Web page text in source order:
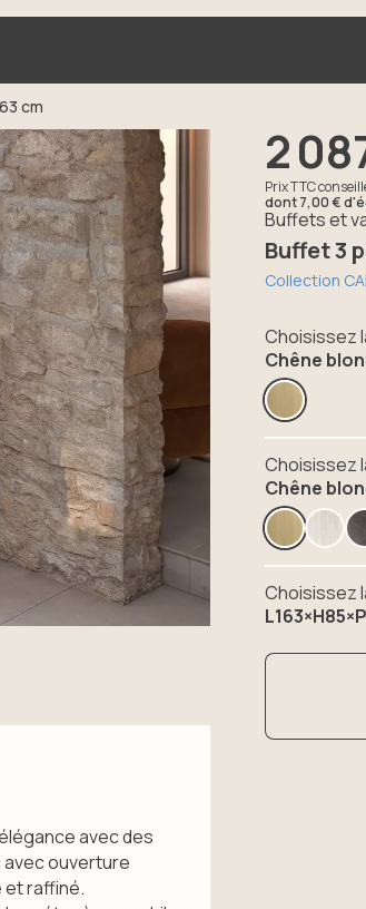
cm
Buffets et
Buffet 3
Collection
2
Prix TTC
dont7,00 €
Choisissez
Chêne
Choisissez
Chêne
Choisissez
avec des
ouverture
et raffiné.